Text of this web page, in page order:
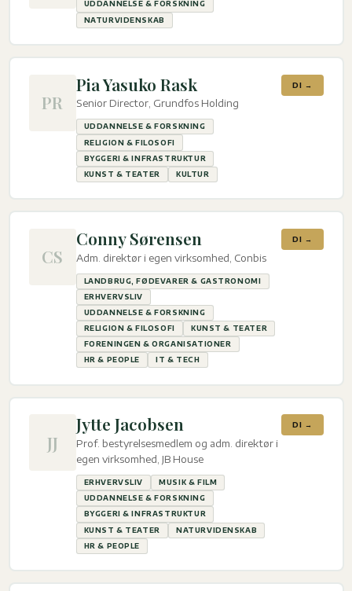
UDDANNELSE & FORSKNING
NATURVIDENSKAB
PR
Pia Yasuko Rask
Senior Director, Grundfos Holding
UDDANNELSE & FORSKNING
RELIGION & FILOSOFI
BYGGERI & INFRASTRUKTUR
KUNST & TEATER
KULTUR
DI →
CS
Conny Sørensen
Adm. direktør i egen virksomhed, Conbis
LANDBRUG, FØDEVARER & GASTRONOMI
ERHVERVSLIV
UDDANNELSE & FORSKNING
RELIGION & FILOSOFI
KUNST & TEATER
FORENINGEN & ORGANISATIONER
HR & PEOPLE
IT & TECH
DI →
JJ
Jytte Jacobsen
Prof. bestyrelsesmedlem og adm. direktør i
egen virksomhed, JB House
ERHVERVSLIV
MUSIK & FILM
UDDANNELSE & FORSKNING
BYGGERI & INFRASTRUKTUR
KUNST & TEATER
NATURVIDENSKAB
HR & PEOPLE
DI →